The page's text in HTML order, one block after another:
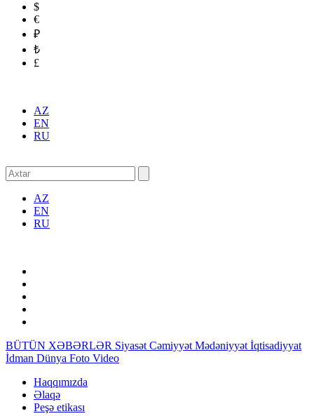
$
€
₽
₺
£
AZ
EN
RU
AZ
EN
RU
BÜTÜN XƏBƏRLƏR Siyasət Cəmiyyət Mədəniyyət İqtisadiyyat
İdman Dünya Foto Video
Haqqımızda
Əlaqə
Peşə etikası